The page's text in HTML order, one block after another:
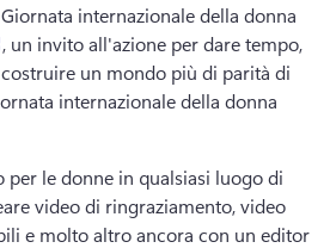
internazionale della donna
(opens in a new tab)
, un invito all'azione per dare tempo,
un mondo più di parità di
internazionale della donna
per le donne in qualsiasi luogo di
video di ringraziamento, video
e molto altro ancora con un editor